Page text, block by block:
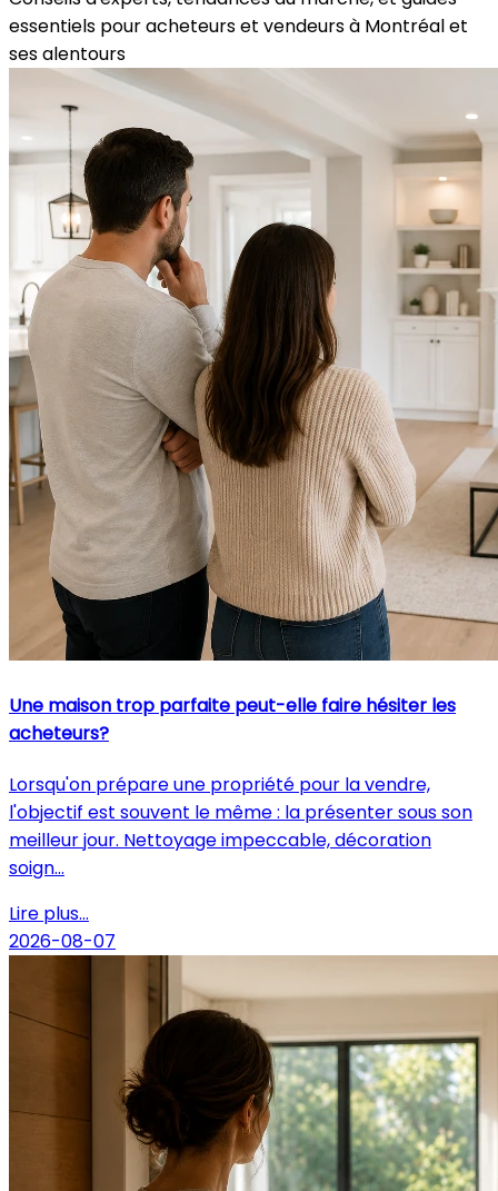
Conseils d'experts, tendances du marché, et guides
essentiels pour acheteurs et vendeurs à Montréal et
ses alentours
Une maison trop parfaite peut-elle faire hésiter les
Lorsqu'on prépare une propriété pour la vendre,
l'objectif est souvent le même : la présenter sous son
meilleur jour. Nettoyage impeccable, décoration
Lire plus...